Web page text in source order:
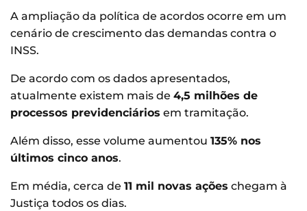
A ampliação da política de acordos ocorre em um
cenário de crescimento das demandas contra o
INSS.
De acordo com os dados apresentados,
atualmente existem mais de 4,5 milhões de
processos previdenciários em tramitação.
Além disso, esse volume aumentou 135% nos
últimos cinco anos.
Em média, cerca de 11 mil novas ações chegam à
Justiça todos os dias.